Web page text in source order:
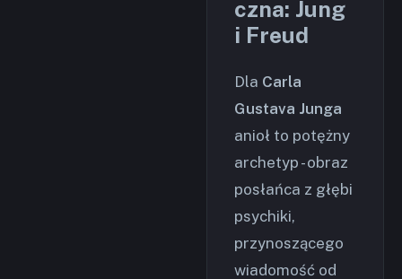
czna: Jung
i Freud
Dla Carla
Gustava Junga
anioł to potężny
archetyp - obraz
posłańca z głębi
psychiki,
przynoszącego
wiadomość od